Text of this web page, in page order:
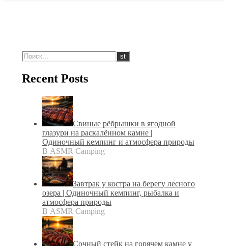
Recent Posts
Свиные рёбрышки в ягодной
глазури на раскалённом камне |
Одиночный кемпинг и атмосфера природы
В ASMR Camping
Завтрак у костра на берегу лесного
озера | Одиночный кемпинг, рыбалка и
атмосфера природы
В ASMR Camping
Сочный стейк на горячем камне у